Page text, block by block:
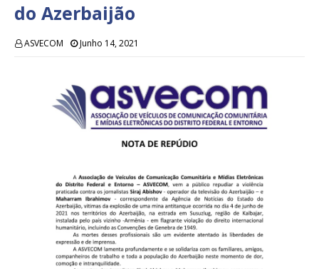
do Azerbaijão
ASVECOM Junho 14, 2021